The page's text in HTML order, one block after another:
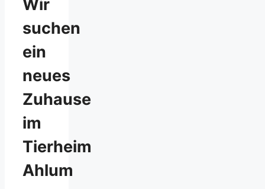
Wir
suchen
ein
neues
Zuhause
im
Tierheim
Ahlum